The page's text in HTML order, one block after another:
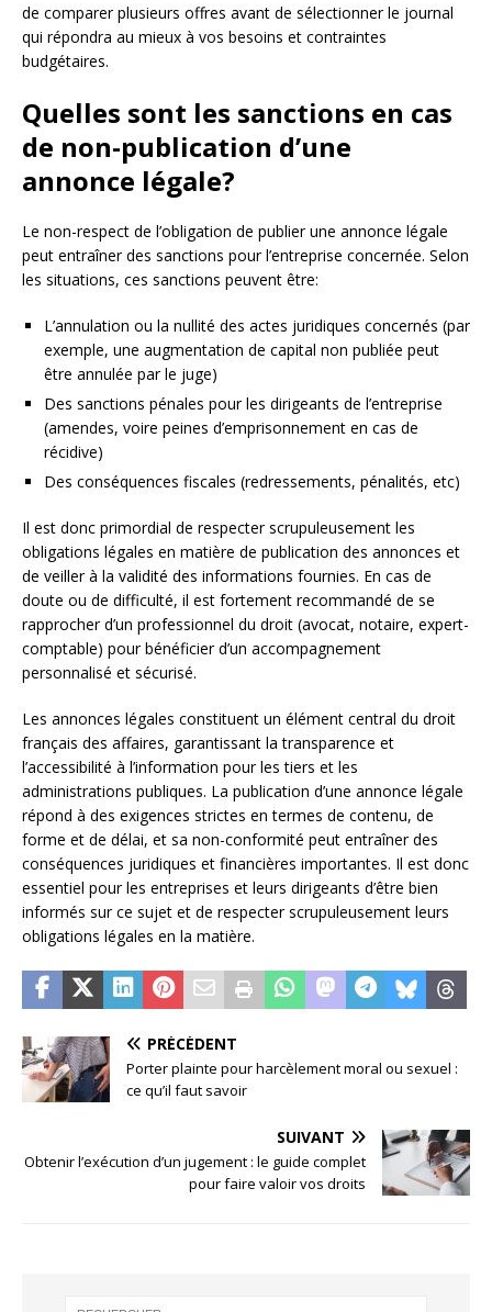
de comparer plusieurs offres avant de sélectionner le journal
qui répondra au mieux à vos besoins et contraintes
budgétaires.
Quelles sont les sanctions en cas
de non-publication d’une
annonce légale?
Le non-respect de l’obligation de publier une annonce légale
peut entraîner des sanctions pour l’entreprise concernée. Selon
les situations, ces sanctions peuvent être:
L’annulation ou la nullité des actes juridiques concernés (par
exemple, une augmentation de capital non publiée peut
être annulée par le juge)
Des sanctions pénales pour les dirigeants de l’entreprise
(amendes, voire peines d’emprisonnement en cas de
récidive)
Des conséquences fiscales (redressements, pénalités, etc)
Il est donc primordial de respecter scrupuleusement les
obligations légales en matière de publication des annonces et
de veiller à la validité des informations fournies. En cas de
doute ou de difficulté, il est fortement recommandé de se
rapprocher d’un professionnel du droit (avocat, notaire, expert-
comptable) pour bénéficier d’un accompagnement
personnalisé et sécurisé.
Les annonces légales constituent un élément central du droit
français des affaires, garantissant la transparence et
l’accessibilité à l’information pour les tiers et les
administrations publiques. La publication d’une annonce légale
répond à des exigences strictes en termes de contenu, de
forme et de délai, et sa non-conformité peut entraîner des
conséquences juridiques et financières importantes. Il est donc
essentiel pour les entreprises et leurs dirigeants d’être bien
informés sur ce sujet et de respecter scrupuleusement leurs
obligations légales en la matière.
PRÉCÉDENT
Porter plainte pour harcèlement moral ou sexuel :
ce qu’il faut savoir
SUIVANT
Obtenir l’exécution d’un jugement : le guide complet
pour faire valoir vos droits